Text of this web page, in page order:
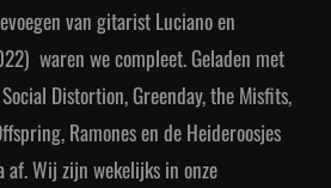
van gitarist Luciano en
waren we compleet. Geladen met
Distortion, Greenday, the Misfits,
Ramones en de Heideroosjes
af. Wij zijn wekelijks in onze